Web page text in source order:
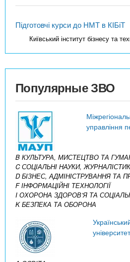
Підготовчі курси до НМТ в КІБіТ
Київський інститут бізнесу та
Популярные ЗВО
управління
B КУЛЬТУРА, МИСТЕЦТВО ТА
C СОЦІАЛЬНІ НАУКИ,
D БІЗНЕС, АДМІНІСТРУВАННЯ ТА
F ІНФОРМАЦІЙНІ ТЕХНОЛОГІЇ
I ОХОРОНА ЗДОРОВ’Я ТА
K БЕЗПЕКА ТА ОБОРОНА